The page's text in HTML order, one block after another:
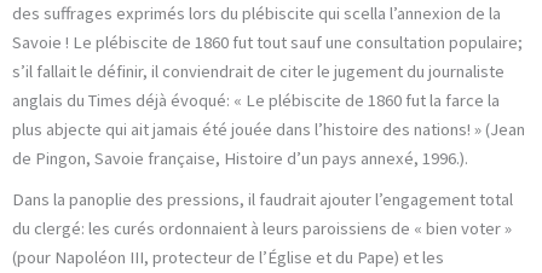
des suffrages exprimés lors du plébiscite qui scella l’annexion de la
Savoie ! Le plébiscite de 1860 fut tout sauf une consultation populaire;
s’il fallait le définir, il conviendrait de citer le jugement du journaliste
anglais du Times déjà évoqué: « Le plébiscite de 1860 fut la farce la
plus abjecte qui ait jamais été jouée dans l’histoire des nations! » (Jean
de Pingon, Savoie française, Histoire d’un pays annexé, 1996.).
Dans la panoplie des pressions, il faudrait ajouter l’engagement total
du clergé: les curés ordonnaient à leurs paroissiens de « bien voter »
(pour Napoléon III, protecteur de l’Église et du Pape) et les